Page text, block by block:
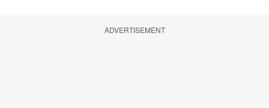
ADVERTISEMENT